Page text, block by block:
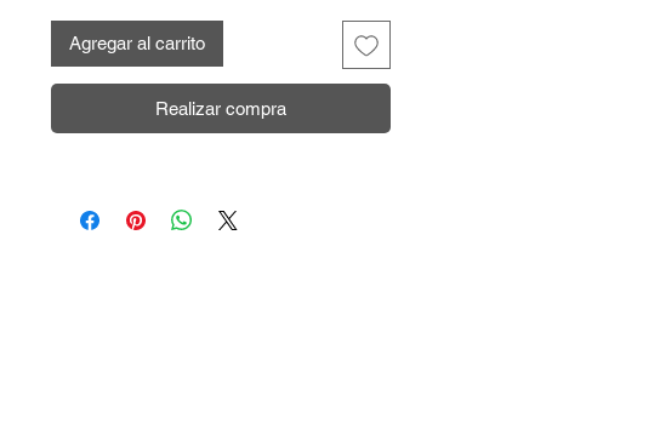
Agregar al carrito
Realizar compra